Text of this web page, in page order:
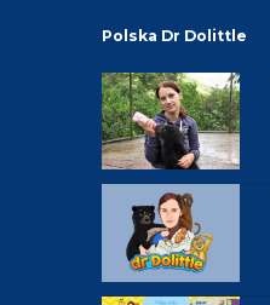
Polska Dr Dolittle